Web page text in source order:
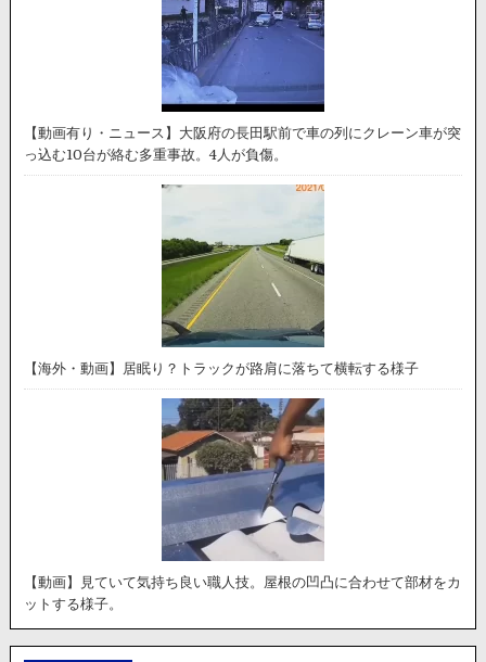
【動画有り・ニュース】大阪府の長田駅前で車の列にクレーン車が突
っ込む10台が絡む多重事故。4人が負傷。
【海外・動画】居眠り？トラックが路肩に落ちて横転する様子
【動画】見ていて気持ち良い職人技。屋根の凹凸に合わせて部材をカ
ットする様子。